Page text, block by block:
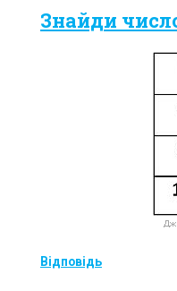
Знайди
Відповідь